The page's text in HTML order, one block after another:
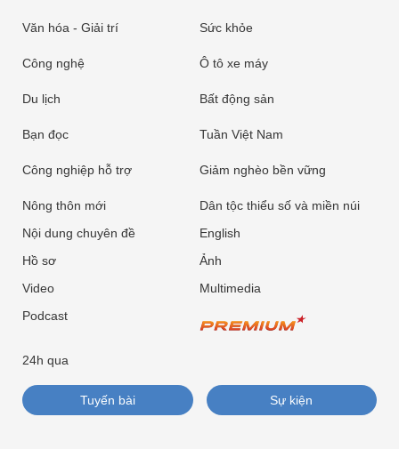
Văn hóa - Giải trí Sức khỏe
Công nghệ Ô tô xe máy
Du lịch Bất động sản
Bạn đọc Tuần Việt Nam
Công nghiệp hỗ trợ Giảm nghèo bền vững
Nông thôn mới
Dân tộc thiểu số và miền núi
Nội dung chuyên đề
English
Hồ sơ
Ảnh
Video
Multimedia
Podcast
24h qua
Tuyến bài Sự kiện